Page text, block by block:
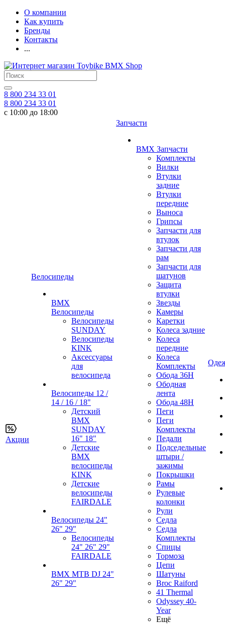
О компании
Как купить
Бренды
Контакты
...
8 800 234 33 01
8 800 234 33 01
с 10:00 до 18:00
Акции
Велосипеды
BMX
Велосипеды
Велосипеды
SUNDAY
Велосипеды
KINK
Аксессуары
для
велосипеда
Велосипеды 12 /
14 / 16 / 18"
Детский
BMX
SUNDAY
16" 18"
Детские
BMX
велосипеды
KINK
Детские
велосипеды
FAIRDALE
Велосипеды 24"
26" 29"
Велосипеды
24" 26" 29"
FAIRDALE
BMX MTB DJ 24"
26" 29"
Запчасти
BMX Запчасти
Комплекты
Вилки
Втулки
задние
Втулки
передние
Выноса
Грипсы
Запчасти для
втулок
Запчасти для
рам
Запчасти для
шатунов
Защита
втулки
Звезды
Камеры
Каретки
Колеса задние
Колеса
передние
Колеса
Комплекты
Обода 36H
Ободная
лента
Обода 48H
Пеги
Пеги
Комплекты
Педали
Подседельные
штыри /
зажимы
Покрышки
Рамы
Рулевые
колонки
Рули
Седла
Седла
Комплекты
Спицы
Тормоза
Цепи
Шатуны
Broc Raiford
41 Thermal
Odyssey 40-
Year
Ещё